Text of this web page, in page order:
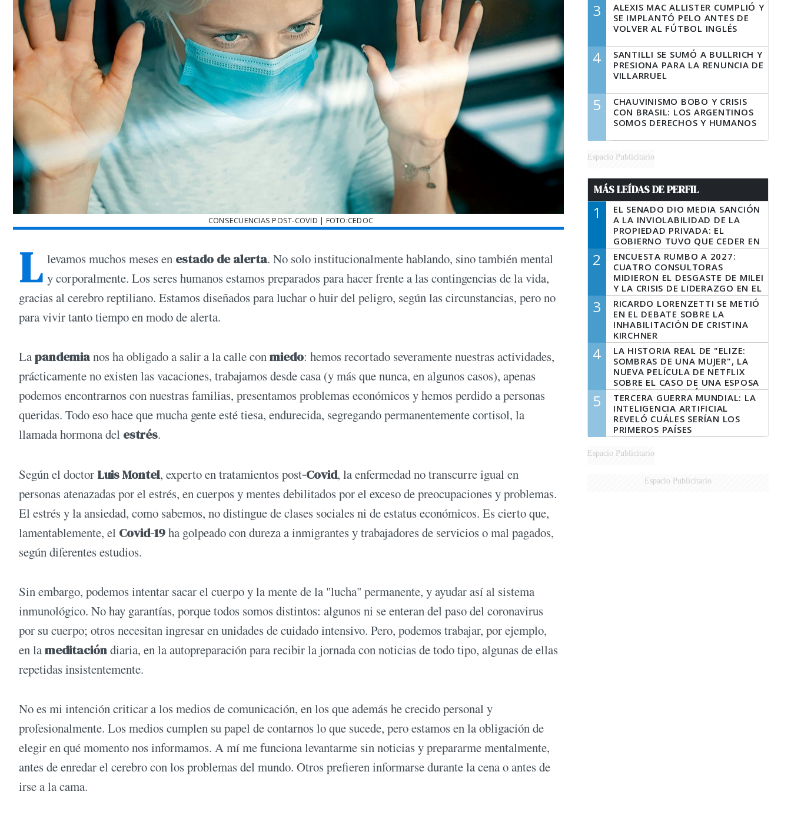
CONSECUENCIAS POST-COVID | FOTO:CEDOC
L levamos muchos meses en estado de alerta. No solo institucionalmente hablando, sino también mental
y corporalmente. Los seres humanos estamos preparados para hacer frente a las contingencias de la vida,
gracias al cerebro reptiliano. Estamos diseñados para luchar o huir del peligro, según las circunstancias, pero no
para vivir tanto tiempo en modo de alerta.
Lapandemianos ha obligado a salir a la calle conmiedo: hemos recortado severamente nuestras actividades,
prácticamente no existen las vacaciones, trabajamos desde casa (y más que nunca, en algunos casos), apenas
podemos encontrarnos con nuestras familias, presentamos problemas económicos y hemos perdido a personas
queridas. Todo eso hace que mucha gente esté tiesa, endurecida, segregando permanentemente cortisol, la
llamada hormona del estrés.
Según el doctor Luis Montel, experto en tratamientos post-Covid, la enfermedad no transcurre igual en
personas atenazadas por el estrés, en cuerpos y mentes debilitados por el exceso de preocupaciones y problemas.
El estrés y la ansiedad, como sabemos, no distingue de clases sociales ni de estatus económicos. Es cierto que,
lamentablemente, el Covid-19ha golpeado con dureza a inmigrantes y trabajadores de servicios o mal pagados,
según diferentes estudios.
Sin embargo, podemos intentar sacar el cuerpo y la mente de la "lucha" permanente, y ayudar así al sistema
inmunológico. No hay garantías, porque todos somos distintos: algunos ni se enteran del paso del coronavirus
por su cuerpo; otros necesitan ingresar en unidades de cuidado intensivo. Pero, podemos trabajar, por ejemplo,
en lameditacióndiaria, en la autopreparación para recibir la jornada con noticias de todo tipo, algunas de ellas
repetidas insistentemente.
No es mi intención criticar a los medios de comunicación, en los que además he crecido personal y
profesionalmente. Los medios cumplen su papel de contarnos lo que sucede, pero estamos en la obligación de
elegir en qué momento nos informamos. A mí me funciona levantarme sin noticias y prepararme mentalmente,
antes de enredar el cerebro con los problemas del mundo. Otros prefieren informarse durante la cena o antes de
irse a la cama.
3
ALEXIS MAC ALLISTER CUMPLIÓ Y
SE IMPLANTÓ PELO ANTES DE
VOLVER AL FÚTBOL INGLÉS
4
SANTILLI SE SUMÓ A BULLRICH Y
PRESIONA PARA LA RENUNCIA DE
VILLARRUEL
5
CHAUVINISMO BOBO Y CRISIS
CON BRASIL: LOS ARGENTINOS
SOMOS DERECHOS Y HUMANOS
Espacio Publicitario
MÁS LEÍDAS DE PERFIL
1
EL SENADO DIO MEDIA SANCIÓN
A LA INVIOLABILIDAD DE LA
PROPIEDAD PRIVADA: EL
GOBIERNO TUVO QUE CEDER EN
LA LEY DEL MANEJO DEL FUEGO
2
ENCUESTA RUMBO A 2027:
CUATRO CONSULTORAS
MIDIERON EL DESGASTE DE MILEI
Y LA CRISIS DE LIDERAZGO EN EL
PERONISMO
3
RICARDO LORENZETTI SE METIÓ
EN EL DEBATE SOBRE LA
INHABILITACIÓN DE CRISTINA
KIRCHNER
4
LA HISTORIA REAL DE "ELIZE:
SOMBRAS DE UNA MUJER", LA
NUEVA PELÍCULA DE NETFLIX
SOBRE EL CASO DE UNA ESPOSA
QUE DESCUARTIZÓ A SU
MARIDO
5
TERCERA GUERRA MUNDIAL: LA
INTELIGENCIA ARTIFICIAL
REVELÓ CUÁLES SERÍAN LOS
PRIMEROS PAÍSES
LATINOAMERICANOS EN SER
DERROTADOS
Espacio Publicitario
Espacio Publicitario